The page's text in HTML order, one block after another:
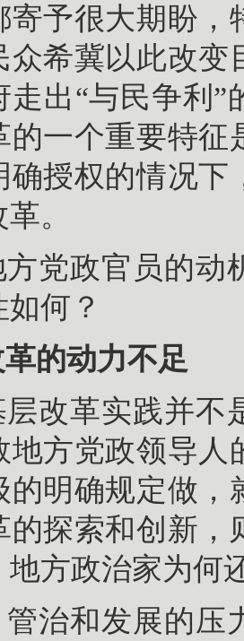
寄予很大期盼，
众希冀以此改变
走出“与民争利
的一个重要特
确授权的情况
。
党政官员的动
何？
的动力不足
层改革实践并不
地方党政领导人
的明确规定做，
的探索和创新
地方政治家为何
管治和发展的压